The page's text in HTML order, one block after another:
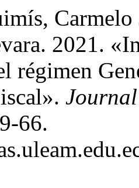
2021.
régimen
66.